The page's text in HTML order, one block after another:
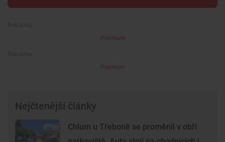
Premium
Premium
Nejčtenější články
Chlum u Třeboně se proměnil v obří